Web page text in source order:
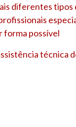
diferentes
forma possível
técnica